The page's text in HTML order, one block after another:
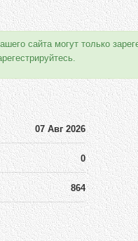
сайта могут только
07 Авг 2026
0
864